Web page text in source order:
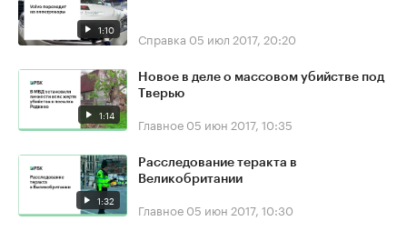
1:10 Справка 05 июл 2017, 20:20
1:14
Новое в деле о массовом убийстве под
Тверью
Главное 05 июн 2017, 10:35
1:32
Расследование теракта в
Великобритании
Главное 05 июн 2017, 10:30